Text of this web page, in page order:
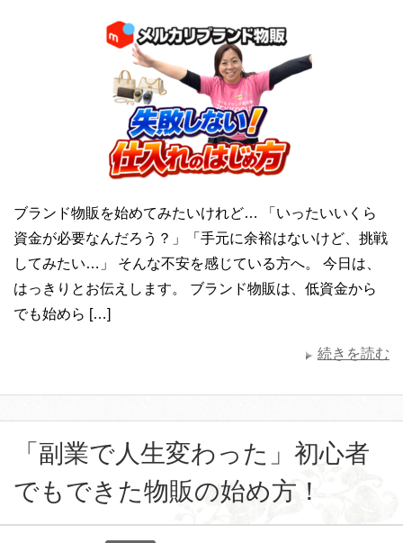
ブランド物販を始めてみたいけれど… 「いったいいくら
資金が必要なんだろう？」「手元に余裕はないけど、挑戦
してみたい…」 そんな不安を感じている方へ。 今日は、
はっきりとお伝えします。 ブランド物販は、低資金から
でも始めら […]
続きを読む
「副業で人生変わった」初心者
でもできた物販の始め方！